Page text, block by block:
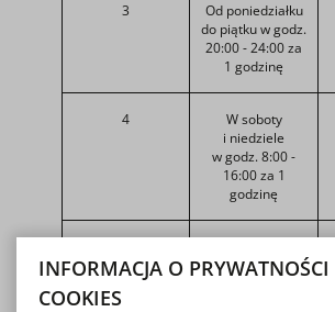
3
Od poniedziałku
do piątku w godz.
20:00 - 24:00 za
1 godzinę
4
W soboty
i niedziele
w godz. 8:00 -
16:00 za 1
godzinę
i niedziele
INFORMACJA O
COOKIES